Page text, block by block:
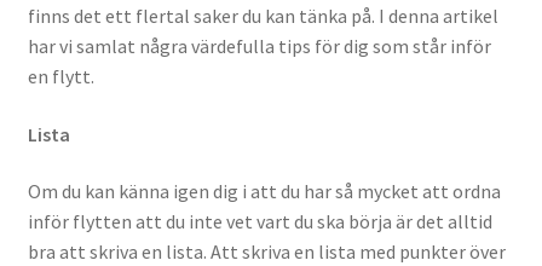
finns det ett flertal saker du kan tänka på. I denna artikel
har vi samlat några värdefulla tips för dig som står inför
en flytt.
Lista
Om du kan känna igen dig i att du har så mycket att ordna
inför flytten att du inte vet vart du ska börja är det alltid
bra att skriva en lista. Att skriva en lista med punkter över